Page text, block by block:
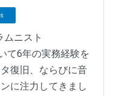
ムニスト
て6年の実務経験を
復旧、ならびに音
に注力してきまし